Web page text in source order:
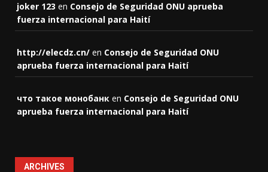
joker 123 en Consejo de Seguridad ONU aprueba
fuerza internacional para Haití
http://elecdz.cn/ en Consejo de Seguridad ONU
aprueba fuerza internacional para Haití
что такое монобанк en Consejo de Seguridad ONU
aprueba fuerza internacional para Haití
ARCHIVES